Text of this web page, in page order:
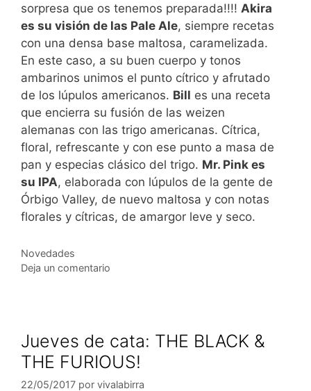
sorpresa que os tenemos preparada!!!! Akira
es su visión de las Pale Ale, siempre recetas
con una densa base maltosa, caramelizada.
En este caso, a su buen cuerpo y tonos
ambarinos unimos el punto cítrico y afrutado
de los lúpulos americanos. Bill es una receta
que encierra su fusión de las weizen
alemanas con las trigo americanas. Cítrica,
floral, refrescante y con ese punto a masa de
pan y especias clásico del trigo. Mr. Pink es
su IPA, elaborada con lúpulos de la gente de
Órbigo Valley, de nuevo maltosa y con notas
florales y cítricas, de amargor leve y seco.
Categorías
Novedades
Deja un comentario
Jueves de cata: THE BLACK &
THE FURIOUS!
22/05/2017 por vivalabirra